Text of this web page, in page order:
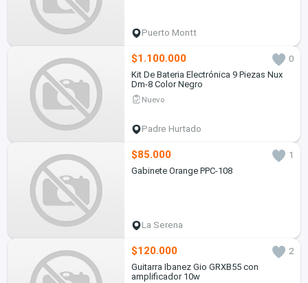
Puerto Montt
$1.100.000
0
Kit De Bateria Electrónica 9 Piezas Nux
Dm-8 Color Negro
Nuevo
Padre Hurtado
$85.000
1
Gabinete Orange PPC-108
La Serena
$120.000
2
Guitarra Ibanez Gio GRXB55 con
amplificador 10w